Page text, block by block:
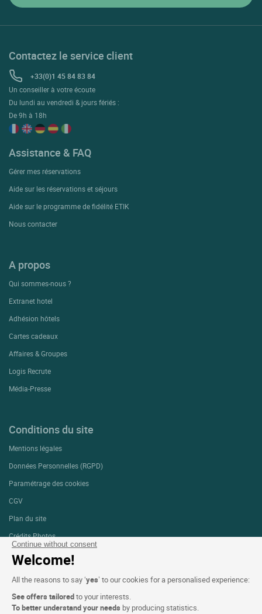
Continue without consent
Welcome!
All the reasons to say ‘yes’ to our cookies for a personalised experience:
See offers tailoredto your interests.
To better understand your needs by producing statistics.
Contactez le service client
+33(0)1 45 84 83 84
Un conseiller à votre écoute
Du lundi au vendredi & jours fériés :
De 9h à 18h
Assistance & FAQ
Gérer mes réservations
Aide sur les réservations et séjours
Aide sur le programme de fidélité ETIK
Nous contacter
A propos
Qui sommes-nous ?
Extranet hotel
Adhésion hôtels
Cartes cadeaux
Affaires & Groupes
Logis Recrute
Média-Presse
Conditions du site
Mentions légales
Données Personnelles (RGPD)
Paramétrage des cookies
CGV
Plan du site
Crédits Photos
Suivez-nous